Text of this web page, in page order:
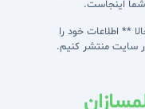
اینجاست.
** اطلاعات خود را
سایت منتشر کنیم.